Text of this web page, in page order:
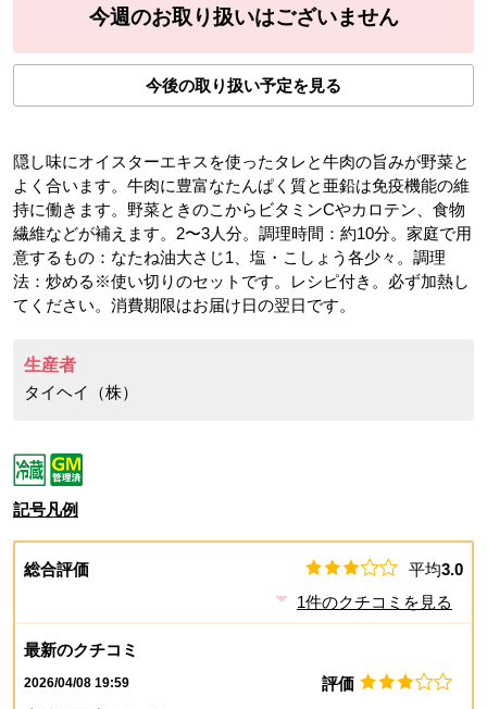
今週のお取り扱いはございません
今後の取り扱い予定を見る
隠し味にオイスターエキスを使ったタレと牛肉の旨みが野菜と
よく合います。牛肉に豊富なたんぱく質と亜鉛は免疫機能の維
持に働きます。野菜ときのこからビタミンCやカロテン、食物
繊維などが補えます。2〜3人分。調理時間：約10分。家庭で用
意するもの：なたね油大さじ1、塩・こしょう各少々。調理
法：炒める※使い切りのセットです。レシピ付き。必ず加熱し
てください。消費期限はお届け日の翌日です。
生産者
タイヘイ（株）
記号凡例
総合評価 平均3.0
1件のクチコミを見る
最新のクチコミ
2026/04/08 19:59 評価